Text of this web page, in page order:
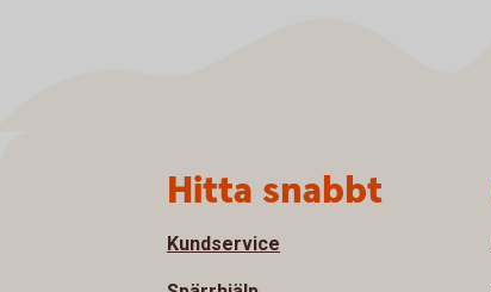
Hitta snabbt
Kundservice